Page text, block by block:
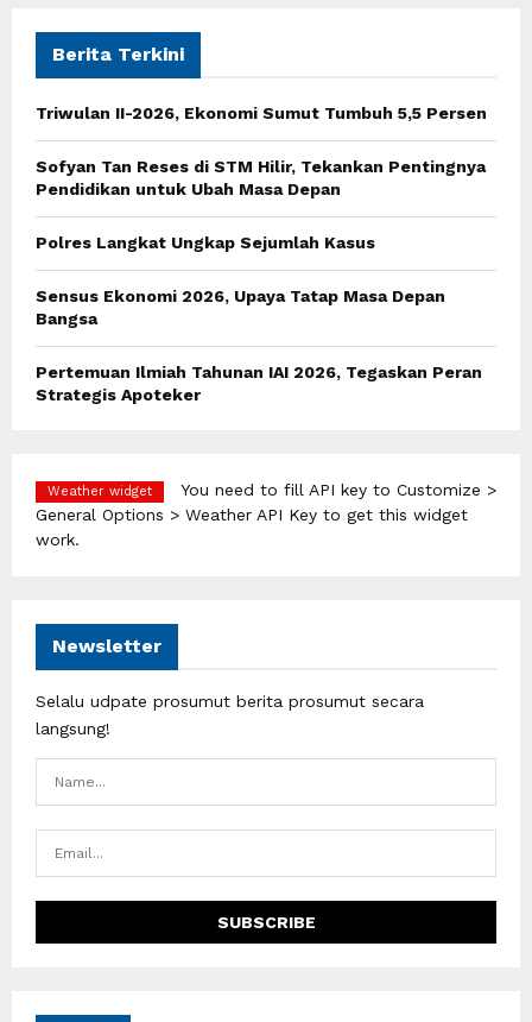
f
r
C
H
Berita Terkini
Triwulan II-2026, Ekonomi Sumut Tumbuh 5,5 Persen
Sofyan Tan Reses di STM Hilir, Tekankan Pentingnya
Pendidikan untuk Ubah Masa Depan
Polres Langkat Ungkap Sejumlah Kasus
Sensus Ekonomi 2026, Upaya Tatap Masa Depan
Bangsa
Pertemuan Ilmiah Tahunan IAI 2026, Tegaskan Peran
Strategis Apoteker
Weather widget
You need to fill API key to Customize >
General Options > Weather API Key to get this widget
work.
Newsletter
Selalu udpate prosumut berita prosumut secara
langsung!